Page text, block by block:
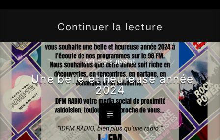
Continuer la lecture
Article suivant
Une belle et heureuse année
2024